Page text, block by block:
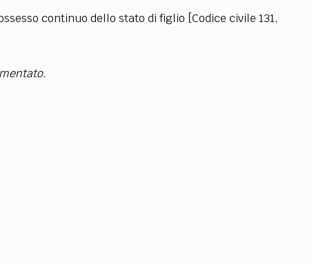
continuo dello stato di figlio [Codice civile 131,